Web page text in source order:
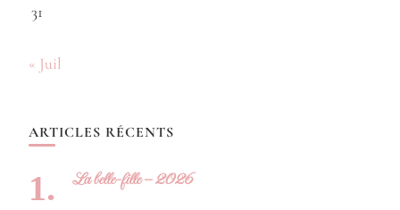
31
« Juil
ARTICLES RÉCENTS
La belle-fille – 2026